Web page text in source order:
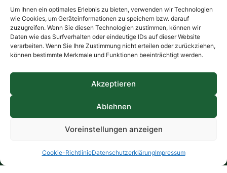
Um Ihnen ein optimales Erlebnis zu bieten, verwenden wir Technologien
wie Cookies, um Geräteinformationen zu speichern bzw. darauf
zuzugreifen. Wenn Sie diesen Technologien zustimmen, können wir
Daten wie das Surfverhalten oder eindeutige IDs auf dieser Website
verarbeiten. Wenn Sie Ihre Zustimmung nicht erteilen oder zurückziehen,
können bestimmte Merkmale und Funktionen beeinträchtigt werden.
Akzeptieren
Ablehnen
Voreinstellungen anzeigen
Cookie-RichtlinieDatenschutzerklärungImpressum